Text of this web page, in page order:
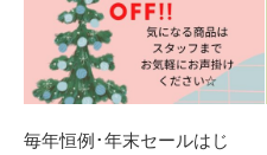
毎年恒例･年末セールはじ